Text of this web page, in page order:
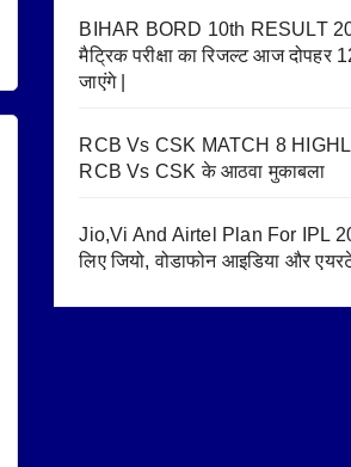
BIHAR BORD 10th RESULT
मैट्रिक परीक्षा का रिजल्ट आज दोपहर
जाएंगे |
RCB Vs CSK MATCH 8
RCB Vs CSK के आठवा मुकाबला
Jio,Vi And Airtel Plan For IPL
लिए जियो, वोडाफोन आइडिया और